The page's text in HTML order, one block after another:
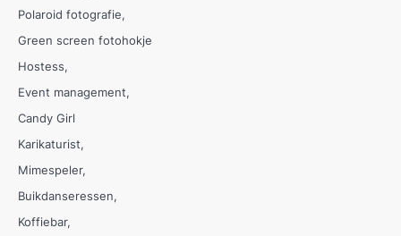
Polaroid fotografie
Green screen fotohokje
Hostess
Event management
Candy Girl
Karikaturist
Mimespeler
Buikdanseressen
Koffiebar